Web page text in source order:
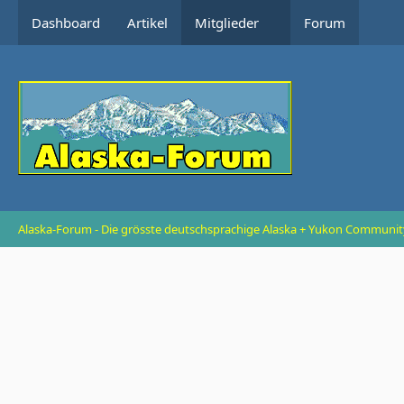
Dashboard Artikel Mitglieder Forum
Alaska-Forum - Die grösste deutschsprachige Alaska + Yukon